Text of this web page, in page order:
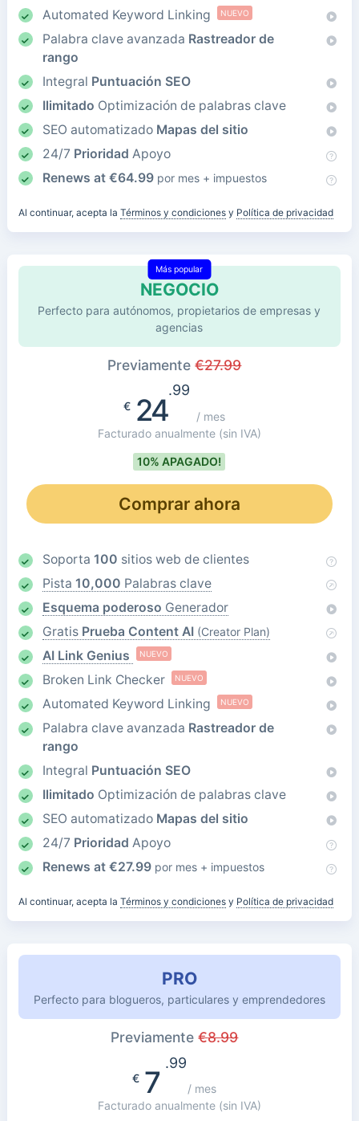
Automated Keyword Linking NUEVO
Palabra clave avanzada Rastreador de
rango
Integral Puntuación SEO
Ilimitado Optimización de palabras clave
SEO automatizado Mapas del sitio
24/7 Prioridad Apoyo
Renews at €64.99 por mes + impuestos
Al continuar, acepta la Términos y condicionesy Política de privacidad
NEGOCIO
Más popular
Perfecto para autónomos, propietarios de empresas y
agencias
Previamente€27.99
€24
.99
/ mes
Facturado anualmente (sin IVA)
10% APAGADO!
Comprar ahora
Soporta 100 sitios web de clientes
Pista 10,000 Palabras clave
Esquema poderoso Generador
Gratis Prueba Content AI (Creator Plan)
AI Link Genius NUEVO
Broken Link Checker NUEVO
Automated Keyword Linking NUEVO
Palabra clave avanzada Rastreador de
rango
Integral Puntuación SEO
Ilimitado Optimización de palabras clave
SEO automatizado Mapas del sitio
24/7 Prioridad Apoyo
Renews at €27.99 por mes + impuestos
Al continuar, acepta la Términos y condicionesy Política de privacidad
PRO
Perfecto para blogueros, particulares y emprendedores
Previamente€8.99
€7
.99
/ mes
Facturado anualmente (sin IVA)